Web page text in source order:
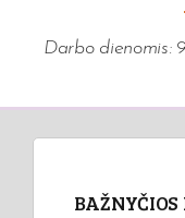
Darbo dienomis:
BAŽNYČIOS